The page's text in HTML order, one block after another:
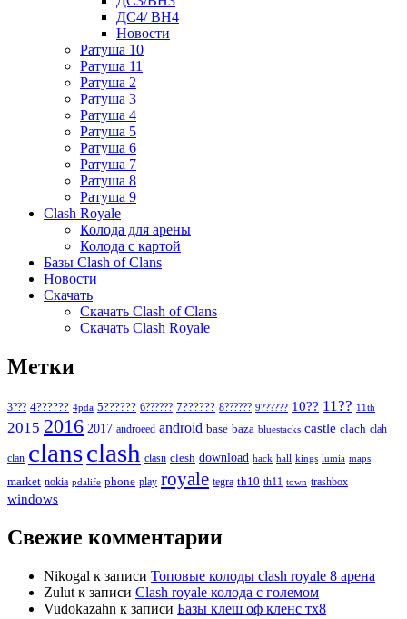
ДС4/ BH4
Новости
Ратуша 10
Ратуша 11
Ратуша 2
Ратуша 3
Ратуша 4
Ратуша 5
Ратуша 6
Ратуша 7
Ратуша 8
Ратуша 9
Clash Royale
Колода для арены
Колода с картой
Базы Clash of Clans
Новости
Скачать
Скачать Clash of Clans
Скачать Clash Royale
Метки
3??? 4?????? 4pda 5?????? 6?????? 7?????? 8?????? 9?????? 10?? 11?? 11th
2015 2016 2017 androeed android base baza bluestacks castle clach clah
clan clansclash clasn clesh download hack hall kings lumia maps
market nokia pdalife phone play royale tegra th10 th11 town trashbox
windows
Свежие комментарии
Nikogal к записи Топовые колоды clash royale 8 арена
Zulut к записи Clash royale колода с големом
Vudokazahn к записи Базы клеш оф кленс тх8